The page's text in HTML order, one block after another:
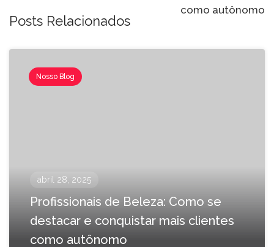
como autônomo
Posts Relacionados
Nosso Blog
abril 28, 2025
⁠Profissionais de Beleza: Como se
destacar e conquistar mais clientes
como autônomo